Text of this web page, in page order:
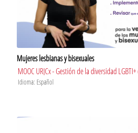
Mujeres lesbianas y bisexuales
MOOC URJCx - Gestión de la diversidad
Idioma: Español